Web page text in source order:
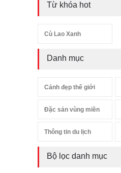
Từ khóa hot
Cù Lao Xanh
Danh mục
Cảnh đẹp thế giới
Đặc sản vùng miền
Thông tin du lịch
Bộ lọc danh mục